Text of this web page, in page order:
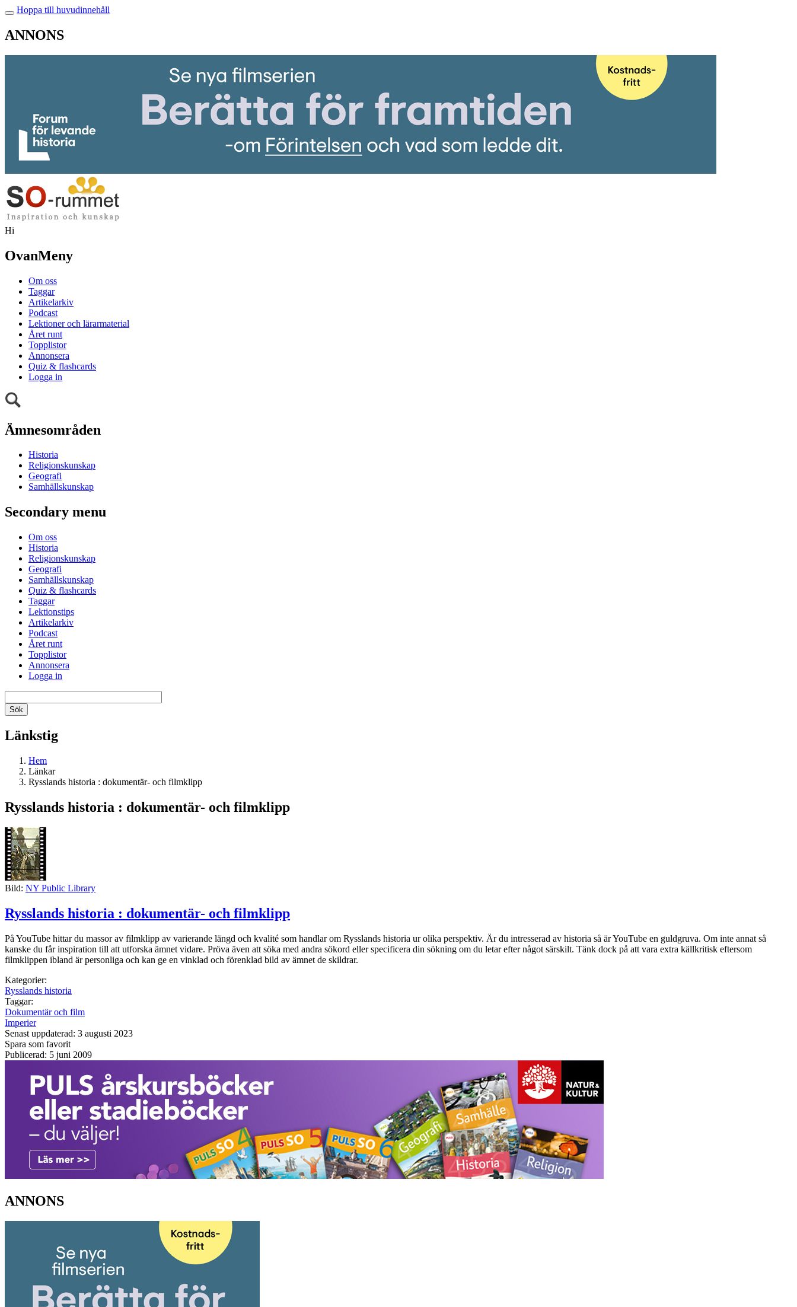
Hoppa till huvudinnehåll
ANNONS
Hi
OvanMeny
Om oss
Taggar
Artikelarkiv
Podcast
Lektioner och lärarmaterial
Året runt
Topplistor
Annonsera
Quiz & flashcards
Logga in
Ämnesområden
Historia
Religionskunskap
Geografi
Samhällskunskap
Secondary menu
Om oss
Historia
Religionskunskap
Geografi
Samhällskunskap
Quiz & flashcards
Taggar
Lektionstips
Artikelarkiv
Podcast
Året runt
Topplistor
Annonsera
Logga in
Länkstig
Hem
Länkar
Rysslands historia : dokumentär- och filmklipp
Rysslands historia : dokumentär- och filmklipp
Bild: NY Public Library
Rysslands historia : dokumentär- och filmklipp
På YouTube hittar du massor av filmklipp av varierande längd och kvalité som handlar om Rysslands historia ur olika perspektiv. Är du intresserad av historia så är YouTube en guldgruva. Om inte annat så
kanske du får inspiration till att utforska ämnet vidare. Pröva även att söka med andra sökord eller specificera din sökning om du letar efter något särskilt. Tänk dock på att vara extra källkritisk eftersom
filmklippen ibland är personliga och kan ge en vinklad och förenklad bild av ämnet de skildrar.
Kategorier:
Rysslands historia
Taggar:
Dokumentär och film
Imperier
Senast uppdaterad: 3 augusti 2023
Spara som favorit
Publicerad: 5 juni 2009
ANNONS